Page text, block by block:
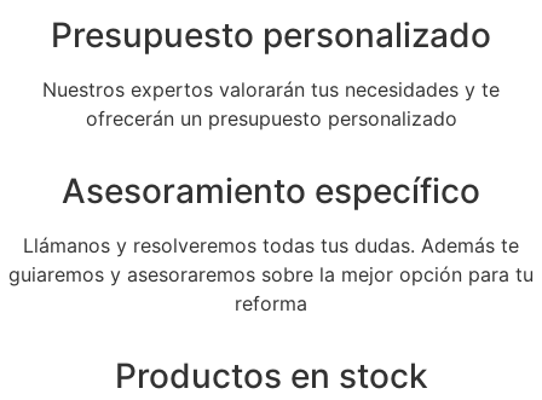
Presupuesto personalizado
Nuestros expertos valorarán tus necesidades y te
ofrecerán un presupuesto personalizado
Asesoramiento específico
Llámanos y resolveremos todas tus dudas. Además te
guiaremos y asesoraremos sobre la mejor opción para tu
reforma
Productos en stock